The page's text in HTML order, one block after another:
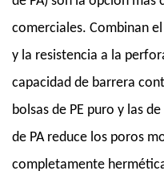
comerciales. Combinan
y la resistencia a la
capacidad de barrera
bolsas de PE puro y las
de PA reduce los poros
completamente